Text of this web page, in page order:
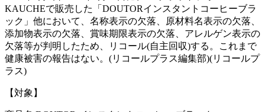
KAUCHEで販売した「DOUTORインスタントコーヒーブラ
ック」他において、名称表示の欠落、原材料名表示の欠落、
添加物表示の欠落、賞味期限表示の欠落、アレルゲン表示の
欠落等が判明したため、リコール(自主回収)する。これまで
健康被害の報告はない。(リコールプラス編集部)(リコールプ
ラス)
【対象】